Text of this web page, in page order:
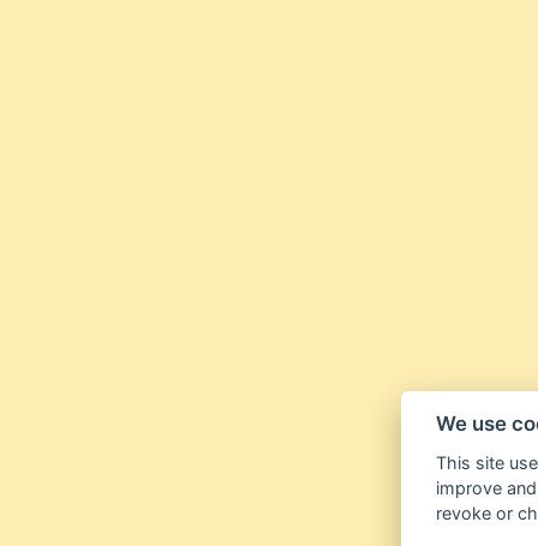
We use
This site
improve
revoke or